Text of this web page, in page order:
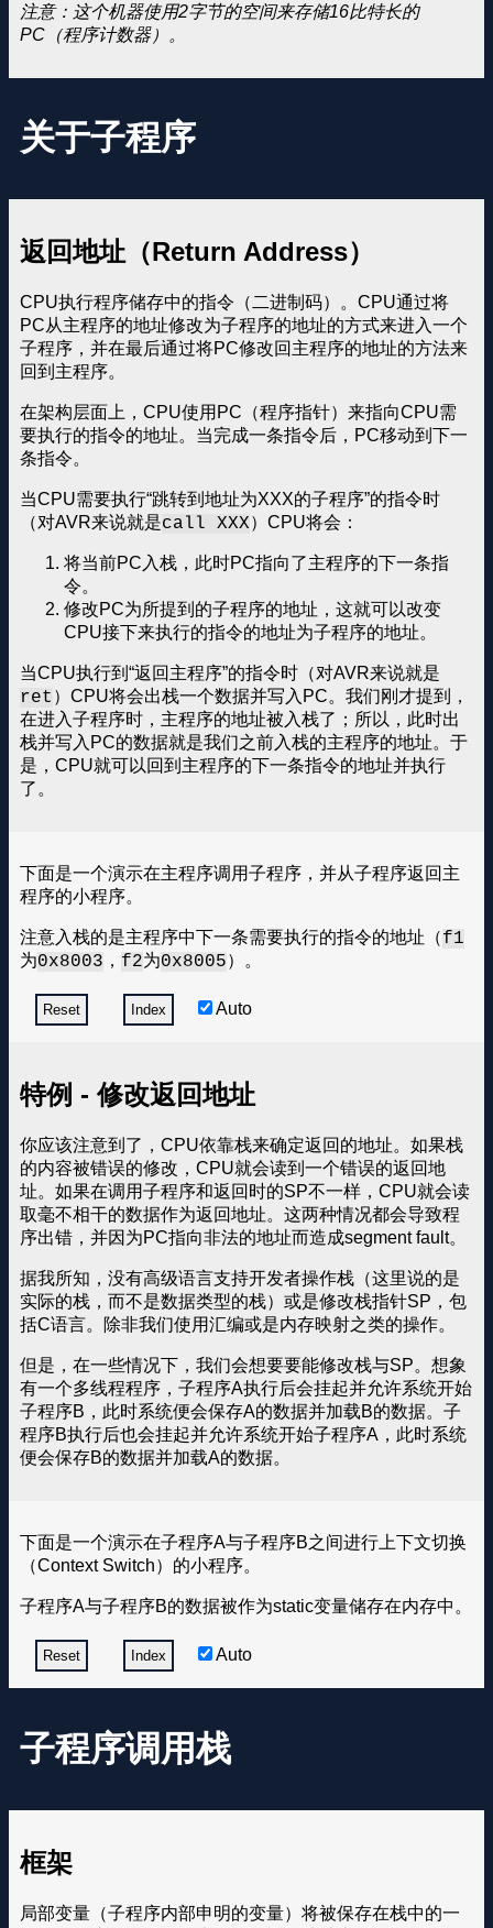
注意：这个机器使用2字节的空间来存储16比特长的
PC（程序计数器）。
关于子程序
返回地址（Return Address）
CPU执行程序储存中的指令（二进制码）。CPU通过将
PC从主程序的地址修改为子程序的地址的方式来进入一个
子程序，并在最后通过将PC修改回主程序的地址的方法来
回到主程序。
在架构层面上，CPU使用PC（程序指针）来指向CPU需
要执行的指令的地址。当完成一条指令后，PC移动到下一
条指令。
当CPU需要执行“跳转到地址为XXX的子程序”的指令时
（对AVR来说就是call XXX）CPU将会：
将当前PC入栈，此时PC指向了主程序的下一条指
令。
修改PC为所提到的子程序的地址，这就可以改变
CPU接下来执行的指令的地址为子程序的地址。
当CPU执行到“返回主程序”的指令时（对AVR来说就是
ret ）CPU将会出栈一个数据并写入PC。我们刚才提到，
在进入子程序时，主程序的地址被入栈了；所以，此时出
栈并写入PC的数据就是我们之前入栈的主程序的地址。于
是，CPU就可以回到主程序的下一条指令的地址并执行
了。
下面是一个演示在主程序调用子程序，并从子程序返回主
程序的小程序。
注意入栈的是主程序中下一条需要执行的指令的地址（f1
为0x8003 ， f2为0x8005）。
Reset Index Auto
特例 - 修改返回地址
你应该注意到了，CPU依靠栈来确定返回的地址。如果栈
的内容被错误的修改，CPU就会读到一个错误的返回地
址。如果在调用子程序和返回时的SP不一样，CPU就会读
取毫不相干的数据作为返回地址。这两种情况都会导致程
序出错，并因为PC指向非法的地址而造成segment fault。
据我所知，没有高级语言支持开发者操作栈（这里说的是
实际的栈，而不是数据类型的栈）或是修改栈指针SP，包
括C语言。除非我们使用汇编或是内存映射之类的操作。
但是，在一些情况下，我们会想要要能修改栈与SP。想象
有一个多线程程序，子程序A执行后会挂起并允许系统开始
子程序B，此时系统便会保存A的数据并加载B的数据。子
程序B执行后也会挂起并允许系统开始子程序A，此时系统
便会保存B的数据并加载A的数据。
下面是一个演示在子程序A与子程序B之间进行上下文切换
（Context Switch）的小程序。
子程序A与子程序B的数据被作为static变量储存在内存中。
Reset Index Auto
子程序调用栈
框架
局部变量（子程序内部申明的变量）将被保存在栈中的一